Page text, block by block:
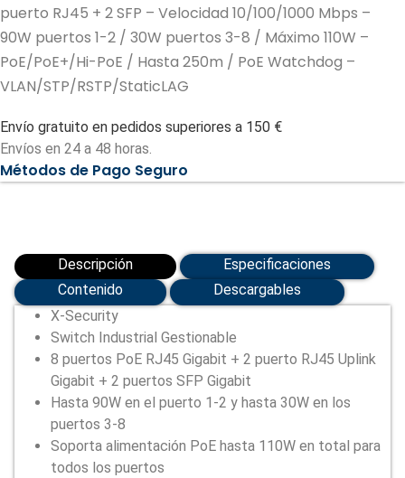
puerto RJ45 + 2 SFP – Velocidad 10/100/1000 Mbps –
90W puertos 1-2 / 30W puertos 3-8 / Máximo 110W –
PoE/PoE+/Hi-PoE / Hasta 250m / PoE Watchdog –
VLAN/STP/RSTP/StaticLAG
Envío gratuito en pedidos superiores a 150 €
Envíos en 24 a 48 horas.
Métodos de Pago Seguro
Descripción
Especificaciones
Contenido
Descargables
X-Security
Switch Industrial Gestionable
8 puertos PoE RJ45 Gigabit + 2 puerto RJ45 Uplink
Gigabit + 2 puertos SFP Gigabit
Hasta 90W en el puerto 1-2 y hasta 30W en los
puertos 3-8
Soporta alimentación PoE hasta 110W en total para
todos los puertos